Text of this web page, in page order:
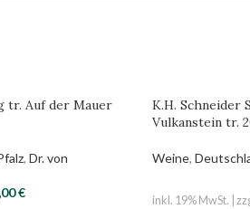
tr. Auf der Mauer
, Dr. von
€
K.H. Schneider
Vulkanstein tr.
Weine,
inkl. 19% MwSt. |